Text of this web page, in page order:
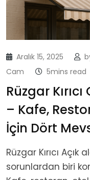
Aralık 15, 2025
Cam
5mins read
Rüzgar
– Kafe,
İçin Dört
Rüzgar Kırıcı
sorunlardan biri